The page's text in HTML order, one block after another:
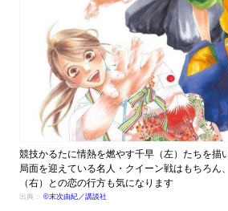
競技かるたに情熱を燃やす千早（左）たちを描
局面を迎えている名人・クイーン戦はもちろん
（右）との恋の行方も気になります
出典： ©末次由紀／講談社